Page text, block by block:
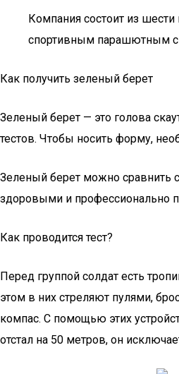
Компания состоит из
спортивным парашютным
Как получить зеленый берет
Зеленый берет — это голова
тестов. Чтобы носить форму,
Зеленый берет можно сравнить
здоровыми и профессионально
Как проводится тест?
Перед группой солдат есть
этом в них стреляют пулями,
компас. С помощью этих
отстал на 50 метров, он